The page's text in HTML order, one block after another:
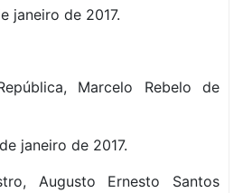
janeiro de 2017.
Marcelo Rebelo de
janeiro de 2017.
Augusto Ernesto Santos